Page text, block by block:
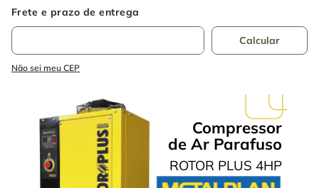
Não sei meu CEP
Compressor
de Ar Parafuso
ROTOR PLUS 4HP